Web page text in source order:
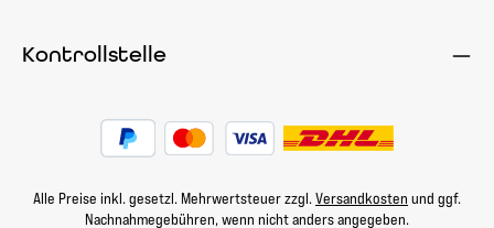
Kontrollstelle
Alle Preise inkl. gesetzl. Mehrwertsteuer zzgl. Versandkosten und ggf.
Nachnahmegebühren, wenn nicht anders angegeben.